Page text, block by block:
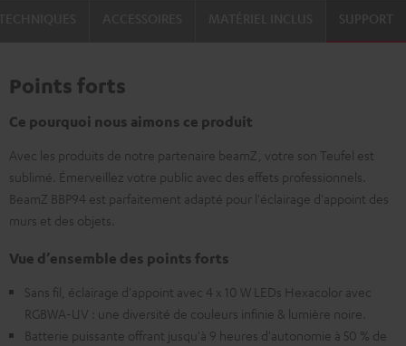
SUPPORT
Points forts
Ce pourquoi nous aimons ce produit
Avec les produits de notre partenaire beamZ, votre son Teufel est
sublimé. Émerveillez votre public avec des effets professionnels.
BeamZ BBP94 est parfaitement adapté pour l'éclairage d'appoint des
murs et des objets.
Vue d’ensemble des points forts
Sans fil, éclairage d'appoint avec 4 x 10 W LEDs Hexacolor avec
RGBWA-UV : une diversité de couleurs infinie & lumière noire.
Batterie puissante offrant jusqu'à 9 heures d'autonomie à 50 % de